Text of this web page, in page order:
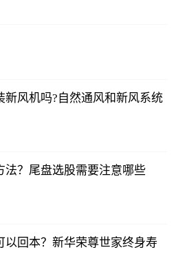
新风机吗?自然通风和新风系统
法？尾盘选股需要注意哪些
以回本？新华荣尊世家终身寿